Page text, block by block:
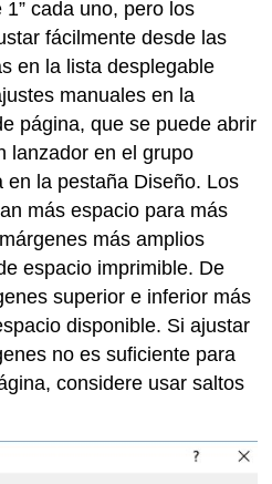
cada uno, pero los
fácilmente desde las
en la lista desplegable
manuales en la
página, que se puede abrir
lanzador en el grupo
en la pestaña Diseño. Los
más espacio para más
más amplios
espacio imprimible. De
superior e inferior más
disponible. Si ajustar
no es suficiente para
considere usar saltos